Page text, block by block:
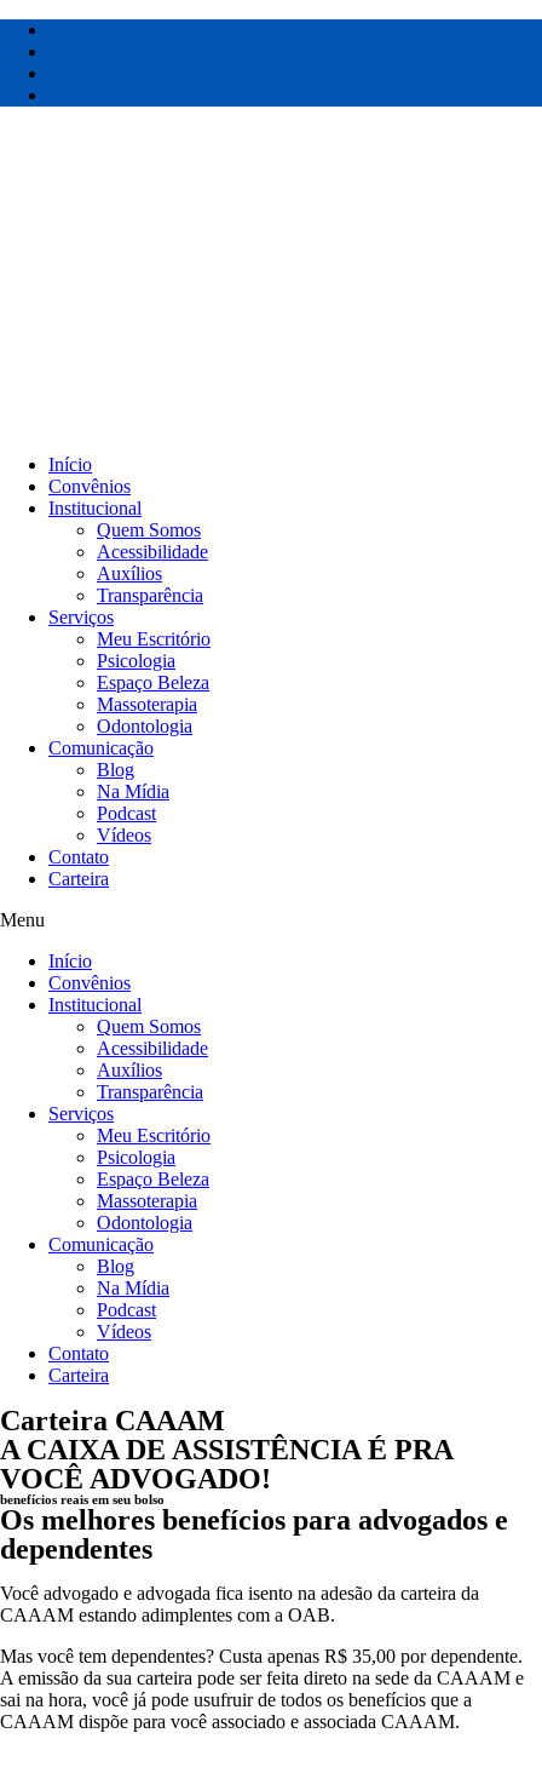
Pular
para
conteúdo
Início
Convênios
Institucional
Quem Somos
Acessibilidade
Auxílios
Transparência
Serviços
Meu Escritório
Psicologia
Espaço Beleza
Massoterapia
Odontologia
Comunicação
Blog
Na Mídia
Podcast
Vídeos
Contato
Carteira
Menu
Início
Convênios
Institucional
Quem Somos
Acessibilidade
Auxílios
Transparência
Serviços
Meu Escritório
Psicologia
Espaço Beleza
Massoterapia
Odontologia
Comunicação
Blog
Na Mídia
Podcast
Vídeos
Contato
Carteira
Carteira CAAAM
A CAIXA DE ASSISTÊNCIA É PRA
VOCÊ ADVOGADO!
benefícios reais em seu bolso
Os melhores benefícios para advogados e
dependentes
Você advogado e advogada fica isento na adesão da carteira da
CAAAM estando adimplentes com a OAB.
Mas você tem dependentes? Custa apenas R$ 35,00 por dependente.
A emissão da sua carteira pode ser feita direto na sede da CAAAM e
sai na hora, você já pode usufruir de todos os benefícios que a
CAAAM dispõe para você associado e associada CAAAM.